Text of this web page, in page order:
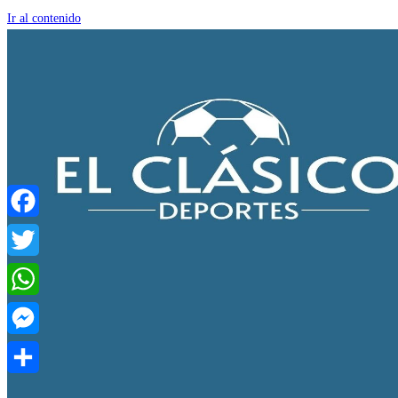
Ir al contenido
Facebook
Twitter
WhatsApp
Messenger